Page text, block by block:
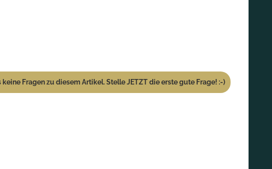
keine Fragen zu diesem Artikel. Stelle JETZT die erste gute Frage! :-)